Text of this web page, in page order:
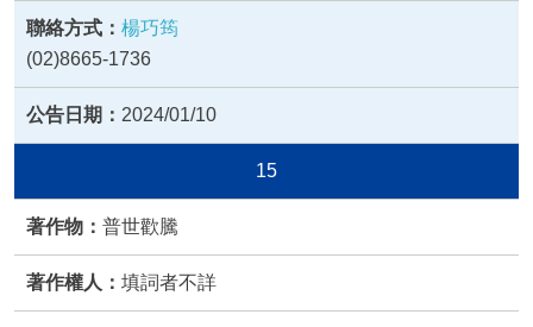
楊巧筠
(02)8665-1736
2024/01/10
15
普世歡騰
填詞者不詳